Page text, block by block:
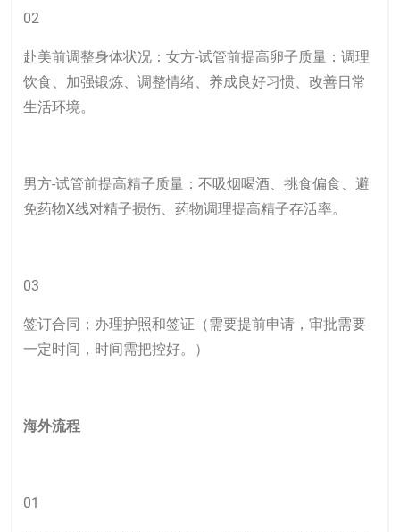
02
赴美前调整身体状况：女方-试管前提高卵子质量：调理
饮食、加强锻炼、调整情绪、养成良好习惯、改善日常
生活环境。
男方-试管前提高精子质量：不吸烟喝酒、挑食偏食、避
免药物X线对精子损伤、药物调理提高精子存活率。
03
签订合同；办理护照和签证（需要提前申请，审批需要
一定时间，时间需把控好。）
海外流程
01